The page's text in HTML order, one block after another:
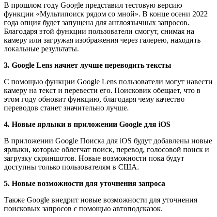
В прошлом году Google представил тестовую версию
функции «Мультипоиск рядом со мной». В конце осени 2022
года опция будет запущена для англоязычных запросов.
Благодаря этой функции пользователи смогут, снимая на
камеру или загружая изображения через галерею, находить
локальные результаты.
3. Google Lens начнет лучше переводить тексты
С помощью функции Google Lens пользователи могут навести
камеру на текст и перевести его. Поисковик обещает, что в
этом году обновит функцию, благодаря чему качество
переводов станет значительно лучше.
4. Новые ярлыки в приложении Google для iOS
В приложении Google Поиска для iOS будут добавлены новые
ярлыки, которые облегчат поиск, перевод, голосовой поиск и
загрузку скриншотов. Новые возможности пока будут
доступны только пользователям в США.
5. Новые возможности для уточнения запроса
Также Google внедрит новые возможности для уточнения
поисковых запросов с помощью автоподсказок.